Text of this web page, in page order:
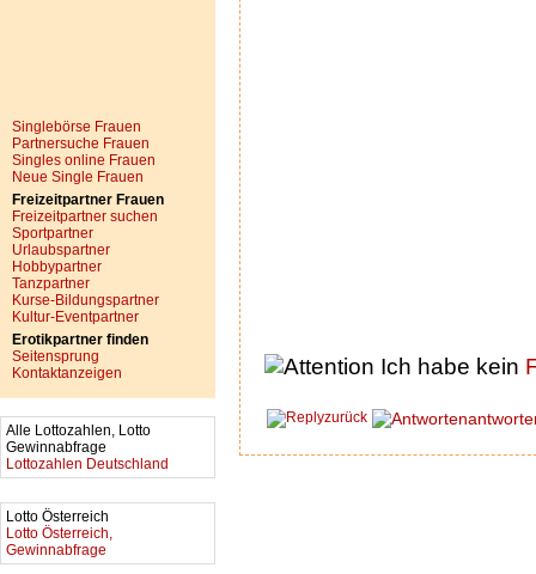
Singlebörse Frauen
Partnersuche Frauen
Singles online Frauen
Neue Single Frauen
Freizeitpartner Frauen
Freizeitpartner suchen
Sportpartner
Urlaubspartner
Hobbypartner
Tanzpartner
Kurse-Bildungspartner
Kultur-Eventpartner
Erotikpartner finden
Seitensprung
Kontaktanzeigen
Alle Lottozahlen, Lotto
Gewinnabfrage
Lottozahlen Deutschland
Lotto Österreich
Lotto Österreich,
Gewinnabfrage
Ich habe kein
zurück